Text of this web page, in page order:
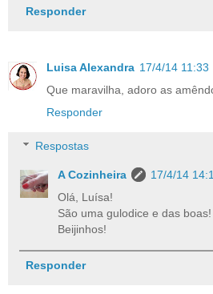
Responder
Luisa Alexandra 17/4/14 11:33
Que maravilha, adoro as
Responder
Respostas
A Cozinheira
17/4/14
Olá, Luísa!
São uma gulodice e das boas!
Beijinhos!
Responder